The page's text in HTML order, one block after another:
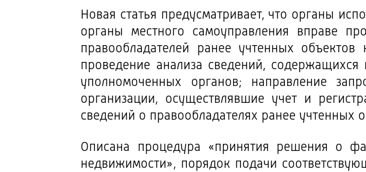
Новая статья предусматривает, что органы
органы местного самоуправления вправе
правообладателей ранее учтенных
проведение анализа сведений,
уполномоченных органов; направление
организации, осуществлявшие учет и
сведений о правообладателях ранее учтенных
Описана процедура «принятия решения о
недвижимости», порядок подачи